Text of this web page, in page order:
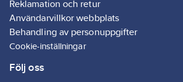
Reklamation och retur
Användarvillkor webbplats
Behandling av personuppgifter
Cookie-inställningar
Följ oss